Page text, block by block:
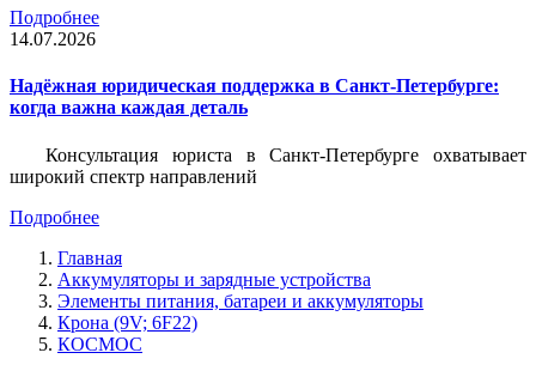
Подробнее
14.07.2026
Надёжная юридическая поддержка в Санкт-Петербурге:
когда важна каждая деталь
Консультация юриста в Санкт-Петербурге охватывает
широкий спектр направлений
Подробнее
Главная
Аккумуляторы и зарядные устройства
Элементы питания, батареи и аккумуляторы
Крона (9V; 6F22)
КОСМОС